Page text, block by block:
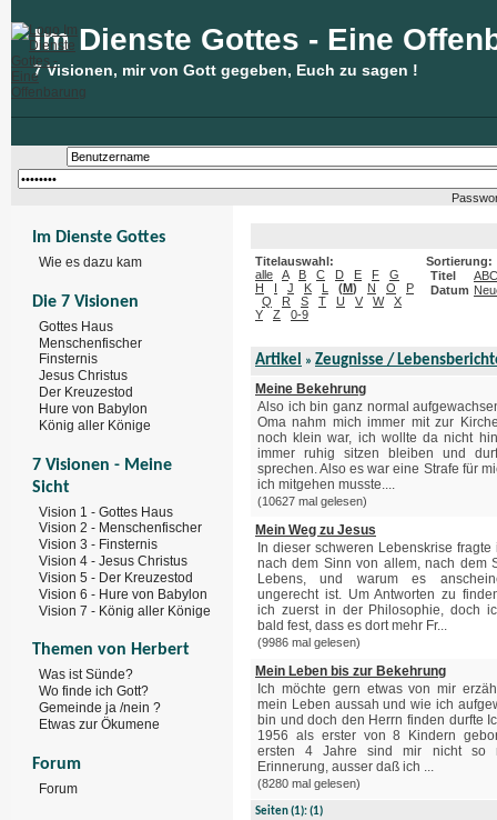
Im Dienste Gottes - Eine
7 Visionen, mir von Gott gegeben, Euch zu sagen !
Im Dienste Gottes
Wie es dazu kam
Die 7 Visionen
Gottes Haus
Menschenfischer
Finsternis
Jesus Christus
Der Kreuzestod
Hure von Babylon
König aller Könige
7 Visionen - Meine
Sicht
Vision 1 - Gottes Haus
Vision 2 - Menschenfischer
Vision 3 - Finsternis
Vision 4 - Jesus Christus
Vision 5 - Der Kreuzestod
Vision 6 - Hure von Babylon
Vision 7 - König aller Könige
Themen von Herbert
Was ist Sünde?
Wo finde ich Gott?
Gemeinde ja /nein ?
Etwas zur Ökumene
Forum
Forum
Titelauswahl:
alle
A B C D E F
G
H
I J K L (M) N O
P
Q
R S T U V W
X
Y
Z 0-9
Sortierung:
Titel
ABC
Datum
Artikel » Zeugnisse /
Meine Bekehrung
Also ich bin ganz normal
Oma nahm mich immer mit zur
noch klein war, ich wollte da nicht
immer ruhig sitzen bleiben und
sprechen. Also es war eine Strafe für
ich mitgehen musste....
(10627 mal gelesen)
Mein Weg zu Jesus
In dieser schweren Lebenskrise fragte
nach dem Sinn von allem, nach dem
Lebens, und warum es
ungerecht ist. Um Antworten zu
ich zuerst in der Philosophie, doch
bald fest, dass es dort mehr Fr...
(9986 mal gelesen)
Mein Leben bis zur Bekehrung
Ich möchte gern etwas von mir
mein Leben aussah und wie ich
bin und doch den Herrn finden durfte
1956 als erster von 8 Kindern
ersten 4 Jahre sind mir nicht so
Erinnerung, ausser daß ich ...
(8280 mal gelesen)
Seiten(1):(1)